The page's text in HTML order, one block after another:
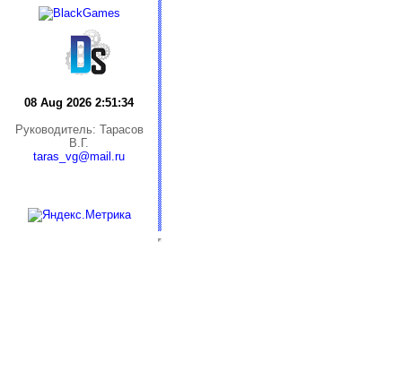
08 Aug 2026 2:51:34
Руководитель: Тарасов
В.Г.
taras_vg@mail.ru